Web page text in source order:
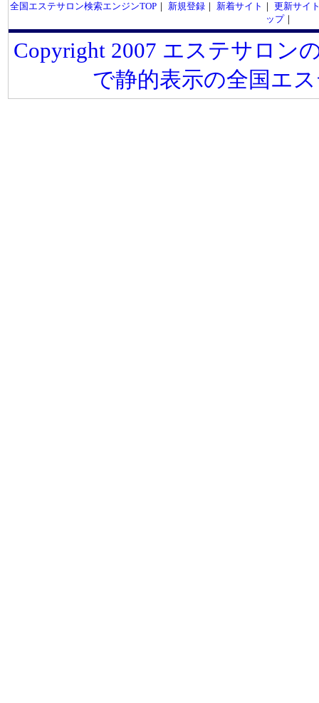
全国エステサロン検索エンジンTOP｜ 新規登録｜ 新着サイト ｜ 更新サイ
ップ｜
Copyright 2007 エステサロン
で静的表示の全国エ